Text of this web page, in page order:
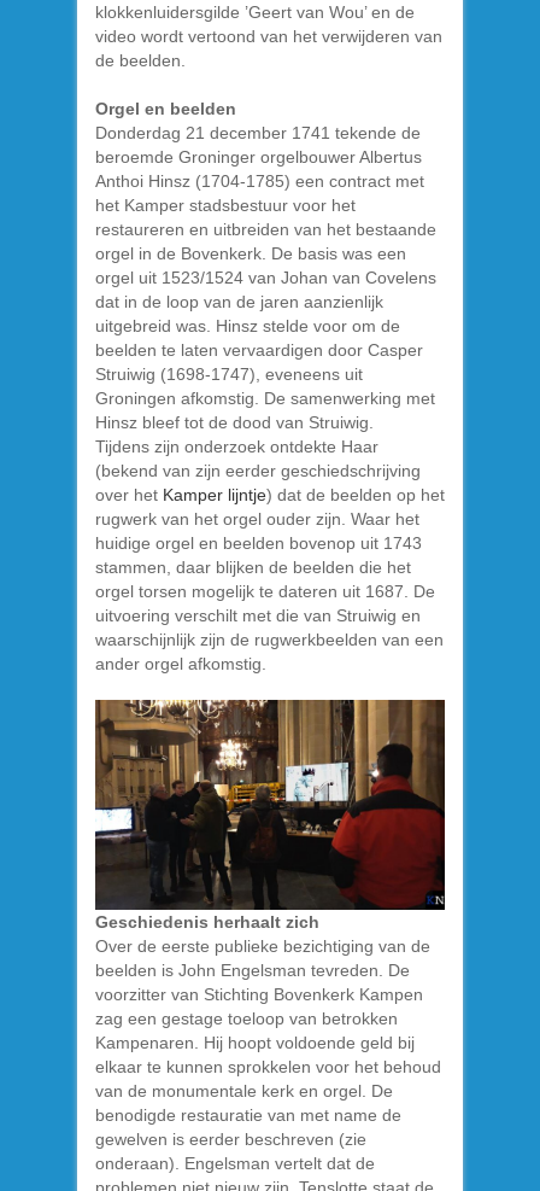
klokkenluidersgilde ’Geert van Wou’ en de
video wordt vertoond van het verwijderen van
de beelden.
Orgel en beelden
Donderdag 21 december 1741 tekende de
beroemde Groninger orgelbouwer Albertus
Anthoi Hinsz (1704-1785) een contract met
het Kamper stadsbestuur voor het
restaureren en uitbreiden van het bestaande
orgel in de Bovenkerk. De basis was een
orgel uit 1523/1524 van Johan van Covelens
dat in de loop van de jaren aanzienlijk
uitgebreid was. Hinsz stelde voor om de
beelden te laten vervaardigen door Casper
Struiwig (1698-1747), eveneens uit
Groningen afkomstig. De samenwerking met
Hinsz bleef tot de dood van Struiwig.
Tijdens zijn onderzoek ontdekte Haar
(bekend van zijn eerder geschiedschrijving
over het Kamper lijntje) dat de beelden op het
rugwerk van het orgel ouder zijn. Waar het
huidige orgel en beelden bovenop uit 1743
stammen, daar blijken de beelden die het
orgel torsen mogelijk te dateren uit 1687. De
uitvoering verschilt met die van Struiwig en
waarschijnlijk zijn de rugwerkbeelden van een
ander orgel afkomstig.
Geschiedenis herhaalt zich
Over de eerste publieke bezichtiging van de
beelden is John Engelsman tevreden. De
voorzitter van Stichting Bovenkerk Kampen
zag een gestage toeloop van betrokken
Kampenaren. Hij hoopt voldoende geld bij
elkaar te kunnen sprokkelen voor het behoud
van de monumentale kerk en orgel. De
benodigde restauratie van met name de
gewelven is eerder beschreven (zie
onderaan). Engelsman vertelt dat de